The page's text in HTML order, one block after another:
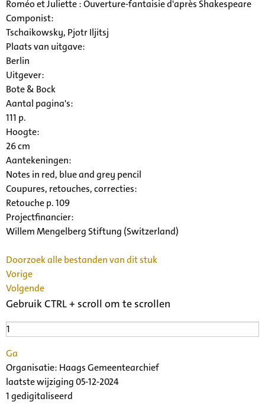
Roméo et Juliette : Ouverture-fantaisie d'après Shakespeare
Componist:
Tschaikowsky, Pjotr Iljitsj
Plaats van uitgave:
Berlin
Uitgever:
Bote & Bock
Aantal pagina's:
111 p.
Hoogte:
26 cm
Aantekeningen:
Notes in red, blue and grey pencil
Coupures, retouches, correcties:
Retouche p. 109
Projectfinancier:
Willem Mengelberg Stiftung (Switzerland)
Doorzoek alle bestanden van dit stuk
Vorige
Volgende
Gebruik CTRL + scroll om te scrollen
Ga
Organisatie: Haags Gemeentearchief
laatste wijziging 05-12-2024
1 gedigitaliseerd